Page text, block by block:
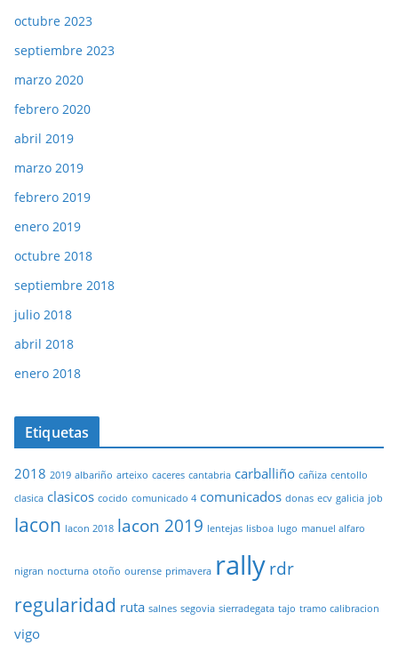
octubre 2023
septiembre 2023
marzo 2020
febrero 2020
abril 2019
marzo 2019
febrero 2019
enero 2019
octubre 2018
septiembre 2018
julio 2018
abril 2018
enero 2018
Etiquetas
2018 2019 albariño arteixo caceres cantabria carballiño cañiza centollo
clasica clasicos cocido comunicado 4 comunicados donas ecv galicia job
lacon lacon 2018 lacon 2019 lentejas lisboa lugo manuel alfaro
nigran nocturna otoño ourense primavera rallyrdr
regularidad ruta salnes segovia sierradegata tajo tramo calibracion
vigo